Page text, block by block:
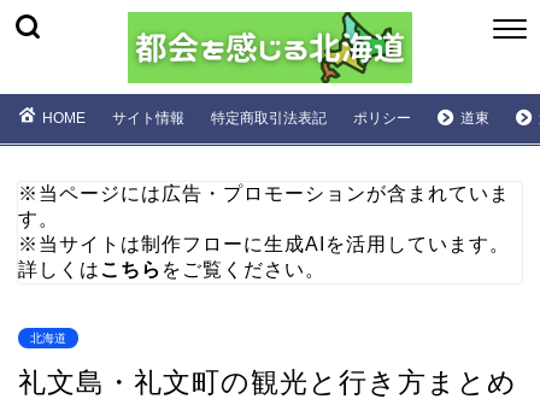
HOME サイト情報 特定商取引法表記 ポリシー 道東
※当ページには広告・プロモーションが含まれていま
す。
※当サイトは制作フローに生成AIを活用しています。
詳しくはこちら をご覧ください。
北海道
礼文島・礼文町の観光と行き方まとめ